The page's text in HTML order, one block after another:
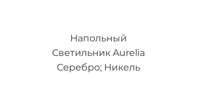
Напольный
Светильник Aurelia
Серебро; Никель